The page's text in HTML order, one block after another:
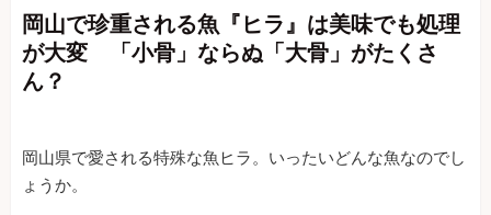
岡山で珍重される魚『ヒラ』は美味でも処理
が大変 「小骨」ならぬ「大骨」がたくさ
ん？
岡山県で愛される特殊な魚ヒラ。いったいどんな魚なのでし
ょうか。